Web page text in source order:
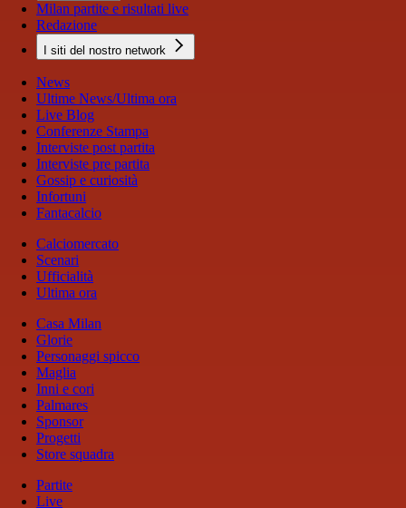
Milan partite e risultati live
Redazione
I siti del nostro network
News
Ultime News/Ultima ora
Live Blog
Conferenze Stampa
Interviste post partita
Interviste pre partita
Gossip e curiosità
Infortuni
Fantacalcio
Calciomercato
Scenari
Ufficialità
Ultima ora
Casa Milan
Glorie
Personaggi spicco
Maglia
Inni e cori
Palmares
Sponsor
Progetti
Store squadra
Partite
Live